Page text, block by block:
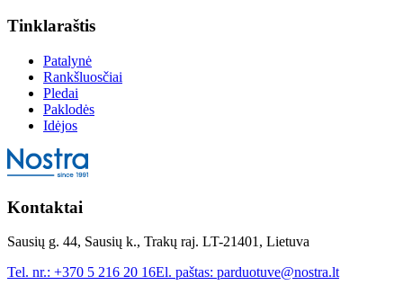
Tinklaraštis
Patalynė
Rankšluosčiai
Pledai
Paklodės
Idėjos
Kontaktai
Sausių g. 44, Sausių k., Trakų raj. LT-21401, Lietuva
Tel. nr.: +370 5 216 20 16El. paštas: parduotuve@nostra.lt